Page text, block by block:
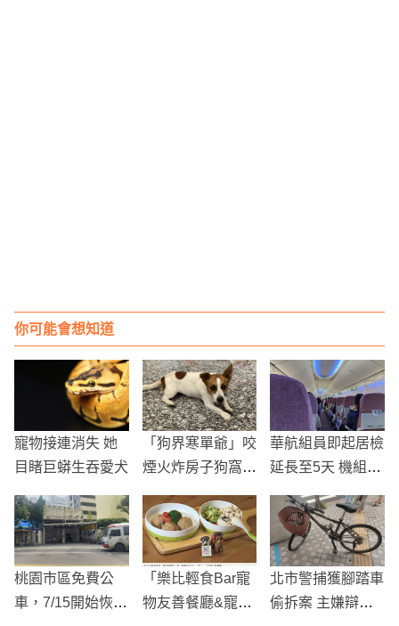
你可能會想知道
寵物接連消失 她
目睹巨蟒生吞愛犬
「狗界寒單爺」咬
煙火炸房子狗窩爆
時喜歡抓老鼠
華航組員即起居檢
延長至5天 機組員
4天
桃園市區免費公
車，7/15開始恢復
「樂比輕食Bar寵
物友善餐廳&寵物
北市警捕獲腳踏車
偷拆案 主嫌辯稱